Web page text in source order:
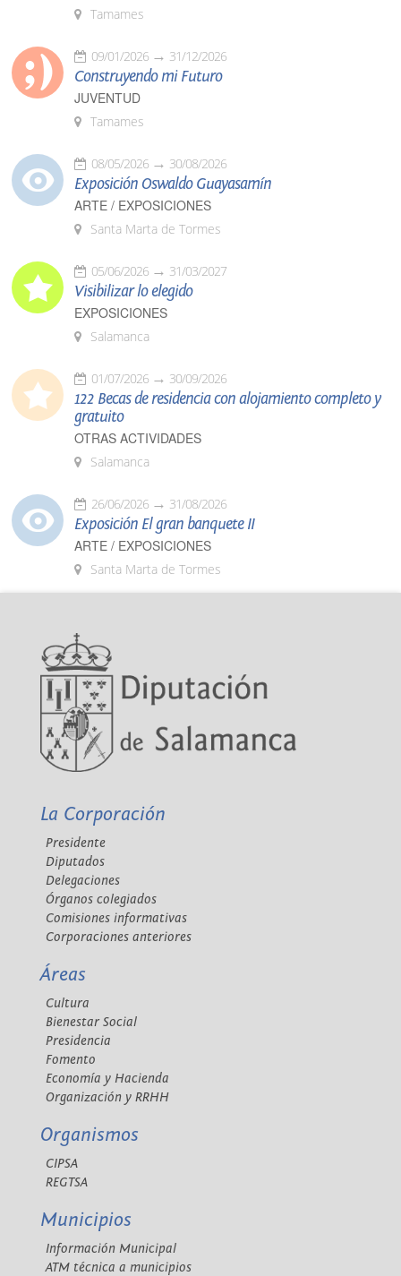
Tamames
09/01/2026 31/12/2026
Construyendo mi Futuro
JUVENTUD
Tamames
08/05/2026 30/08/2026
Exposición Oswaldo Guayasamín
ARTE / EXPOSICIONES
Santa Marta de Tormes
05/06/2026 31/03/2027
Visibilizar lo elegido
EXPOSICIONES
Salamanca
01/07/2026 30/09/2026
122 Becas de residencia con alojamiento completo y
gratuito
OTRAS ACTIVIDADES
Salamanca
26/06/2026 31/08/2026
Exposición El gran banquete II
ARTE / EXPOSICIONES
Santa Marta de Tormes
La Corporación
Presidente
Diputados
Delegaciones
Órganos colegiados
Comisiones informativas
Corporaciones anteriores
Áreas
Cultura
Bienestar Social
Presidencia
Fomento
Economía y Hacienda
Organización y RRHH
Organismos
CIPSA
REGTSA
Municipios
Información Municipal
ATM técnica a municipios